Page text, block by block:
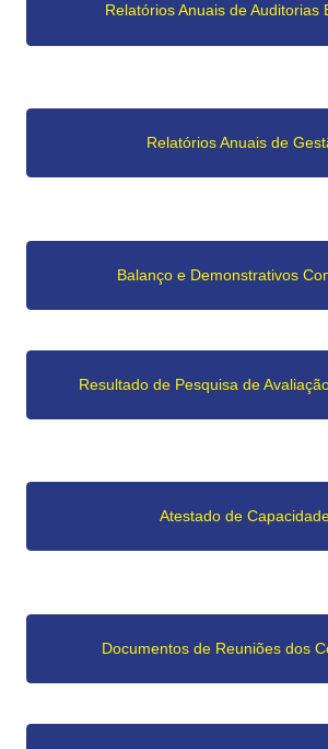
Relatórios Anuais de Auditorias
Relatórios Anuais de
Balanço e Demonstrativos
Resultado de Pesquisa de
Atestado de
Documentos de Reuniões dos